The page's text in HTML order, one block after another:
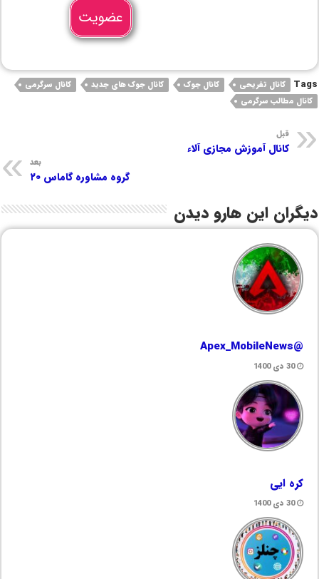
عضویت
Tags کانال تفریحی کانال جوک کانال جوک های جدید
کانال سرگرمی
کانال مطالب سرگرمی
قبل
کانال آموزش مجازی آلاء
بعد
گروه مشاوره گاماس ۲۰
دیگران این هارو دیدن
@Apex_MobileNews
30 دی 1400
کره ایی
30 دی 1400